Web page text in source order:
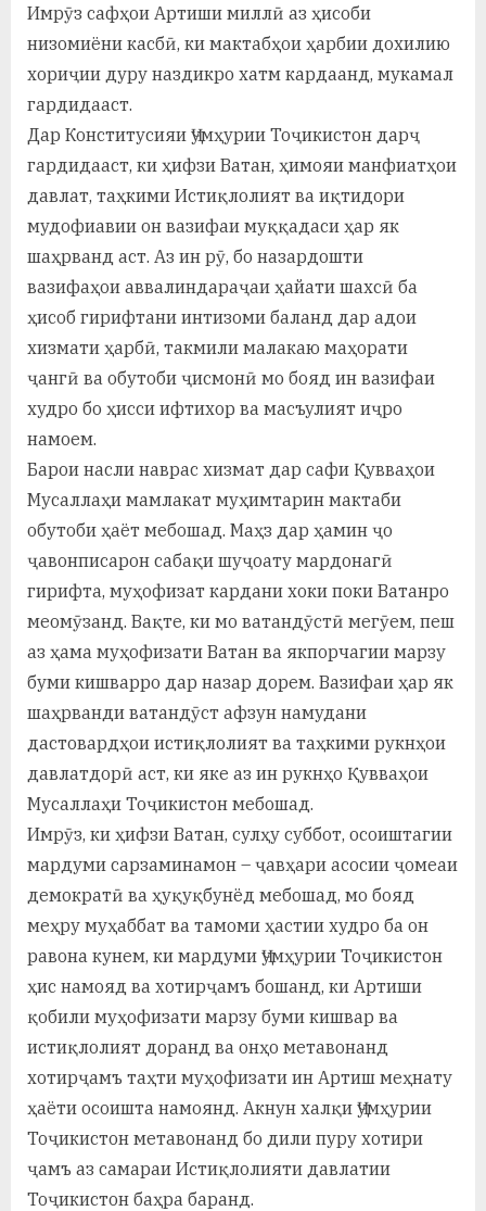
Имрӯз сафҳои Артиши миллӣ аз ҳисоби
низомиёни касбӣ, ки мактабҳои ҳарбии дохилию
хориҷии дуру наздикро хатм кардаанд, мукамал
гардидааст.
Дар Конститусияи Ҷумҳурии Тоҷикистон дарҷ
гардидааст, ки ҳифзи Ватан, ҳимояи манфиатҳои
давлат, таҳкими Истиқлолият ва иқтидори
мудофиавии он вазифаи муққадаси ҳар як
шаҳрванд аст. Аз ин рӯ, бо назардошти
вазифаҳои аввалиндараҷаи ҳайати шахсӣ ба
ҳисоб гирифтани интизоми баланд дар адои
хизмати ҳарбӣ, такмили малакаю маҳорати
ҷангӣ ва обутоби ҷисмонӣ мо бояд ин вазифаи
худро бо ҳисси ифтихор ва масъулият иҷро
намоем.
Барои насли наврас хизмат дар сафи Қувваҳои
Мусаллаҳи мамлакат муҳимтарин мактаби
обутоби ҳаёт мебошад. Маҳз дар ҳамин ҷо
ҷавонписарон сабақи шуҷоату мардонагӣ
гирифта, муҳофизат кардани хоки поки Ватанро
меомӯзанд. Вақте, ки мо ватандӯстӣ мегӯем, пеш
аз ҳама муҳофизати Ватан ва якпорчагии марзу
буми кишварро дар назар дорем. Вазифаи ҳар як
шаҳрванди ватандӯст афзун намудани
дастовардҳои истиқлолият ва таҳкими рукнҳои
давлатдорӣ аст, ки яке аз ин рукнҳо Қувваҳои
Мусаллаҳи Тоҷикистон мебошад.
Имрӯз, ки ҳифзи Ватан, сулҳу суббот, осоиштагии
мардуми сарзаминамон – ҷавҳари асосии ҷомеаи
демократӣ ва ҳуқуқбунёд мебошад, мо бояд
меҳру муҳаббат ва тамоми ҳастии худро ба он
равона кунем, ки мардуми Ҷумҳурии Тоҷикистон
ҳис намояд ва хотирҷамъ бошанд, ки Артиши
қобили муҳофизати марзу буми кишвар ва
истиқлолият доранд ва онҳо метавонанд
хотирҷамъ таҳти муҳофизати ин Артиш меҳнату
ҳаёти осоишта намоянд. Акнун халқи Ҷумҳурии
Тоҷикистон метавонанд бо дили пуру хотири
ҷамъ аз самараи Истиқлолияти давлатии
Тоҷикистон баҳра баранд.